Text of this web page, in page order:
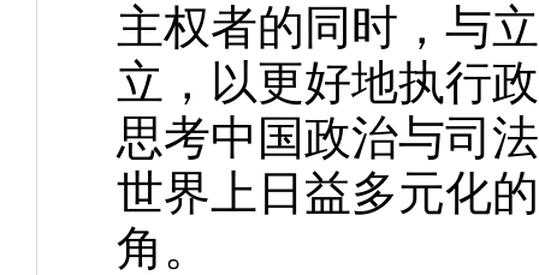
主权者的同时，与
立，以更好地执行
思考中国政治与司
世界上日益多元化
角。